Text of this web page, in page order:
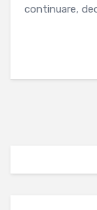
continuare,